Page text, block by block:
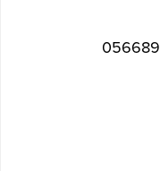
056689